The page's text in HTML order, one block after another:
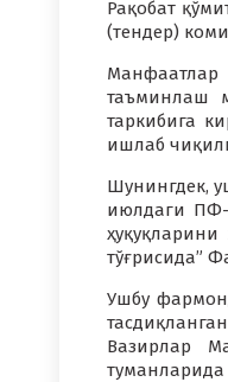
Рақобат
(тендер)
таъминлаш
таркибига
ишлаб
Шунингдек,
июлдаги ПФ-
тўғрисида”
Ушбу
Вазирлар